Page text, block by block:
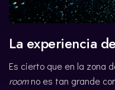
La experiencia
Es cierto que en la zona
roomno es tan grande